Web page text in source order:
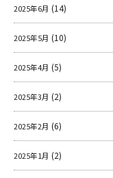
2025年6月 (14)
2025年5月 (10)
2025年4月 (5)
2025年3月 (2)
2025年2月 (6)
2025年1月 (2)